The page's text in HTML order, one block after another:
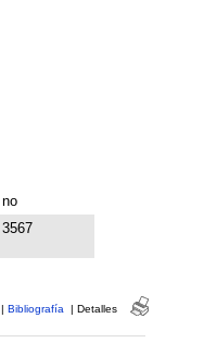
no
3567
| Bibliografía | Detalles